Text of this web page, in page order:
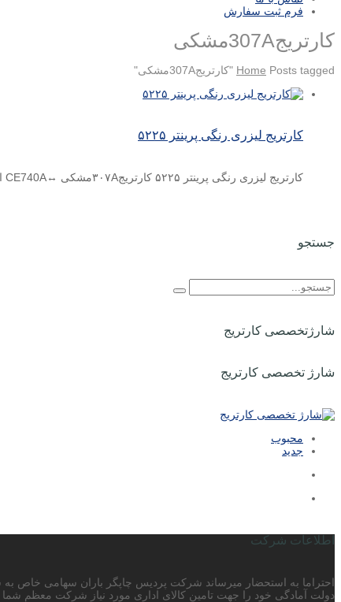
فرم ثبت سفارش
کارتریج307Aمشکی
Home Posts tagged "کارتریج307Aمشکی"
کارتریج لیزری رنگی پرینتر ۵۲۲۵
کارتریج لیزری رنگی پرینتر ۵۲۲۵ کارتریج۳۰۷Aمشکی ↔CE740A اچ پی،لیزری ودر رنگ مشکی تولید می شود. کارتریج۳۰۷A ابی ↔CE741A اچ ...
جستجو
شارژتخصصی کارتریج
شارژ تخصصی کارتریج
محبوب
جدید
اطلاعات شرکت
دولت آمادگی خود را جهت تامین کالای اداری مورد نیاز شرکت معظم شما